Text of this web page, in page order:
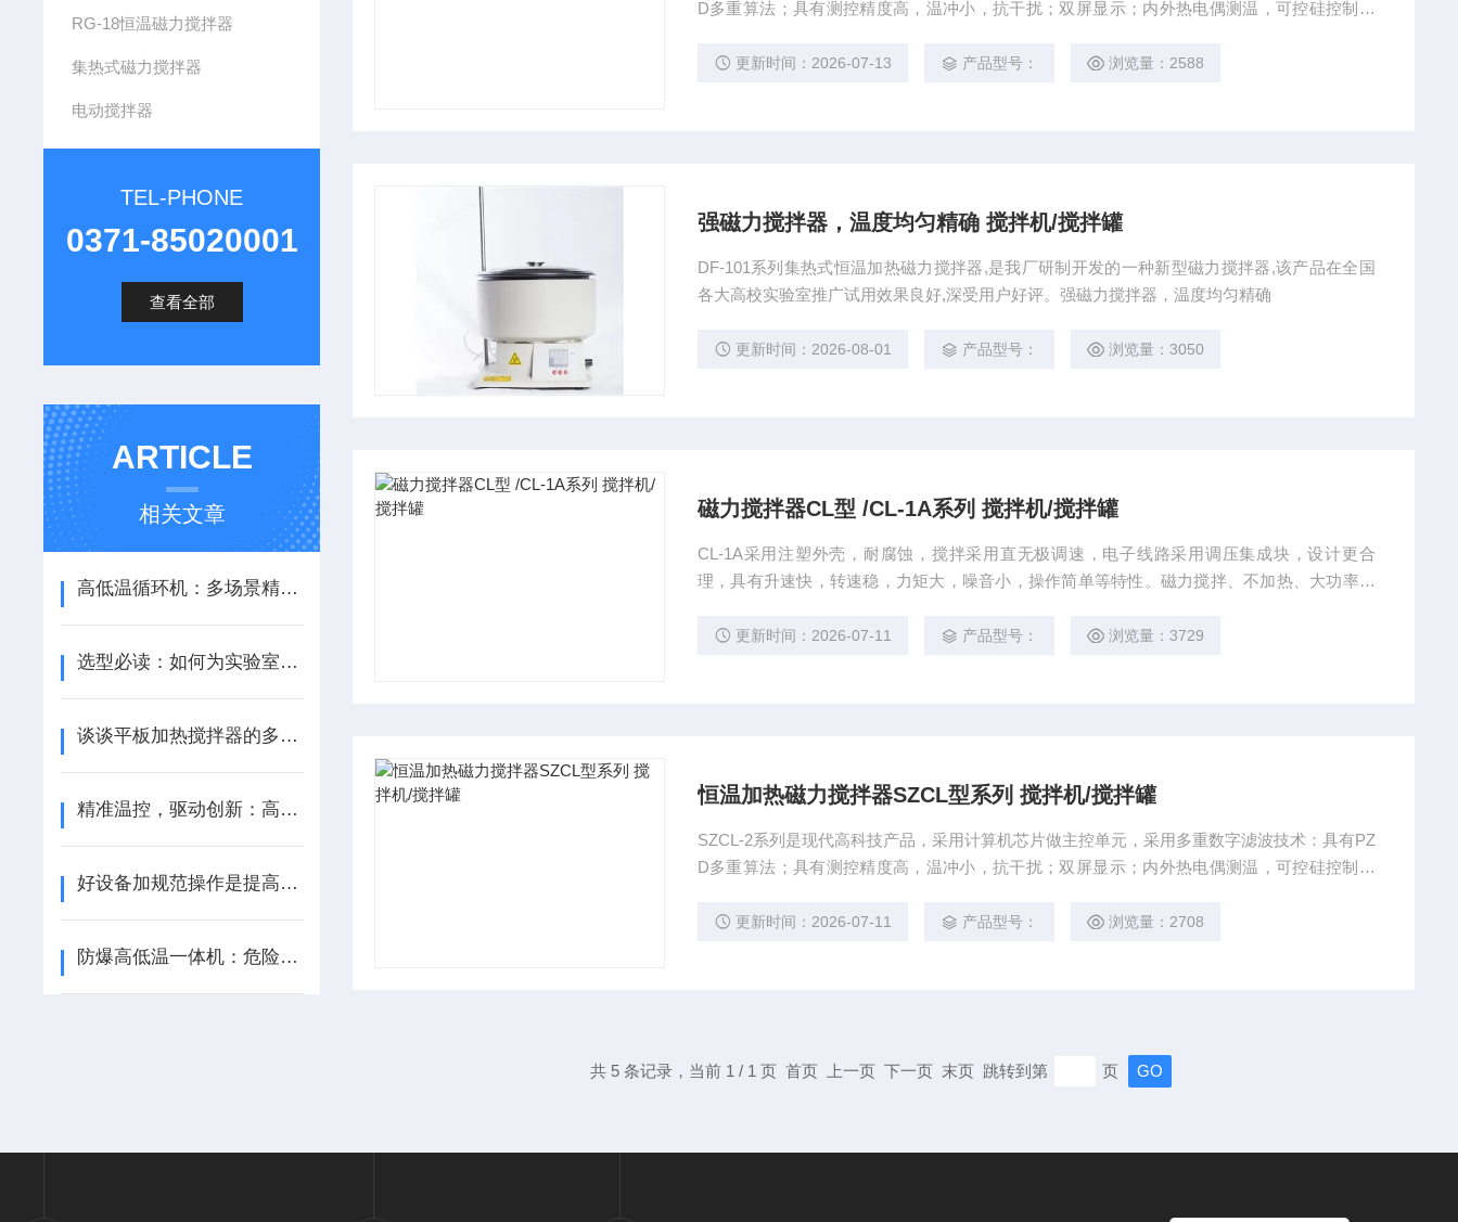
RG-18恒温磁力搅拌器
集热式磁力搅拌器
电动搅拌器
TEL-PHONE
0371-85020001
查看全部
ARTICLE
相关文章
高低温循环机：多场景精准温控的全能管家
选型必读：如何为实验室或小型设备匹配理想冷却循环泵
谈谈平板加热搅拌器的多功能魅力
精准温控，驱动创新：高低温循环装置——您科研与产业的可靠伙伴
好设备加规范操作是提高玻璃分子蒸馏作业效果的关键
防爆高低温一体机：危险环境温控，守护高危场景稳定运行
D多重算法；具有测控精度高，温冲小，抗干扰；双屏显示；内外热电偶测温，可控硅控制输
时间短，温冲平衡，但改变加热介质或加温条件后需重新自整定。予华仪器恒温加热磁力搅拌
更新时间：2026-07-13 产品型号： 浏览量：2588
强磁力搅拌器，温度均匀精确 搅拌机/搅拌罐
DF-101系列集热式恒温加热磁力搅拌器,是我厂研制开发的一种新型磁力搅拌器,该产品在全国
各大高校实验室推广试用效果良好,深受用户好评。强磁力搅拌器，温度均匀精确
更新时间：2026-08-01 产品型号： 浏览量：3050
磁力搅拌器CL型 /CL-1A系列 搅拌机/搅拌罐
CL-1A采用注塑外壳，耐腐蚀，搅拌采用直无极调速，电子线路采用调压集成块，设计更合
理，具有升速快，转速稳，力矩大，噪音小，操作简单等特性。磁力搅拌、不加热、大功率。
更新时间：2026-07-11 产品型号： 浏览量：3729
恒温加热磁力搅拌器SZCL型系列 搅拌机/搅拌罐
SZCL-2系列是现代高科技产品，采用计算机芯片做主控单元，采用多重数字滤波技术：具有PZ
D多重算法；具有测控精度高，温冲小，抗干扰；双屏显示；内外热电偶测温，可控硅控制输
时间短，温冲平衡，但改变加热介质或加温条件后需重新自整定。恒温加热磁力搅拌器SZCL型
更新时间：2026-07-11 产品型号： 浏览量：2708
共 5 条记录，当前 1 / 1 页 首页 上一页 下一页 末页 跳转到第 页